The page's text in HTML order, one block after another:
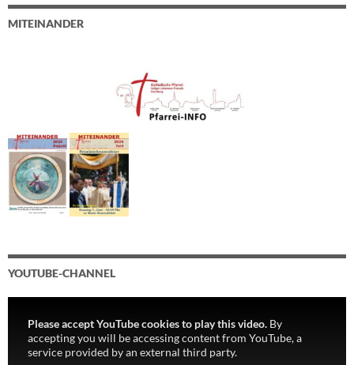
MITEINANDER
YOUTUBE-CHANNEL
Please accept YouTube cookies to play this video. By
accepting you will be accessing content from YouTube, a
service provided by an external third party.